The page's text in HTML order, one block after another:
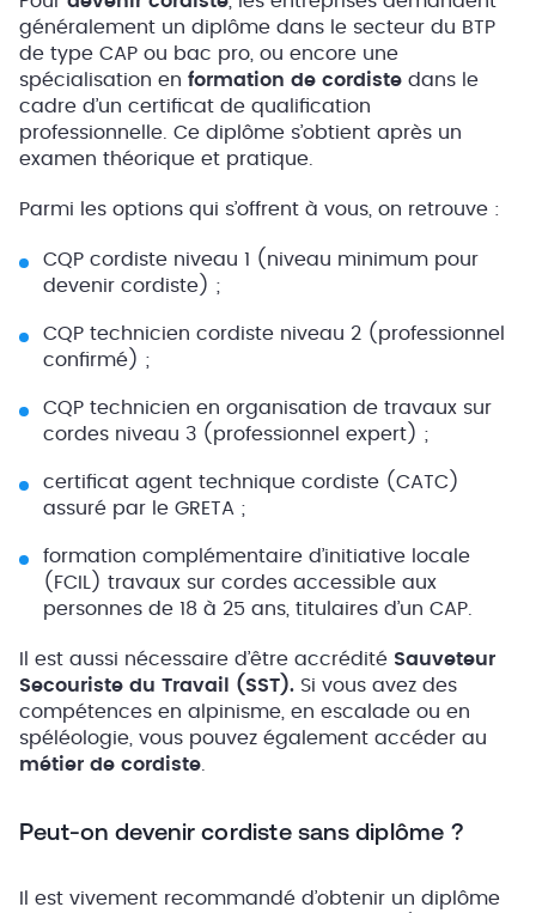
généralement un diplôme dans le secteur du BTP
de type CAP ou bac pro, ou encore une
spécialisation en formation de cordiste dans le
cadre d’un certificat de qualification
professionnelle. Ce diplôme s’obtient après un
examen théorique et pratique.
Parmi les options qui s’offrent à vous, on retrouve :
CQP cordiste niveau 1 (niveau minimum pour
devenir cordiste) ;
CQP technicien cordiste niveau 2 (professionnel
confirmé) ;
CQP technicien en organisation de travaux sur
cordes niveau 3 (professionnel expert) ;
certificat agent technique cordiste (CATC)
assuré par le GRETA ;
formation complémentaire d’initiative locale
(FCIL) travaux sur cordes accessible aux
personnes de 18 à 25 ans, titulaires d’un CAP.
Il est aussi nécessaire d’être accrédité Sauveteur
Secouriste du Travail (SST). Si vous avez des
compétences en alpinisme, en escalade ou en
spéléologie, vous pouvez également accéder au
métier de cordiste
Peut-on devenir cordiste sans diplôme ?
Il est vivement recommandé d’obtenir un diplôme